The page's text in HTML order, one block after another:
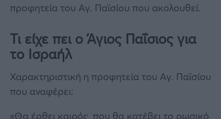
προφητεία του Αγ. Παϊσίου που ακολουθεί.
Τι είχε πει ο Άγιος Παΐσιος για
το Ισραήλ
Χαρακτηριστική η προφητεία του Αγ. Παϊσίου
που αναφέρει:
«Θα έρθει καιρός, που θα κατέβει το ρωσικό